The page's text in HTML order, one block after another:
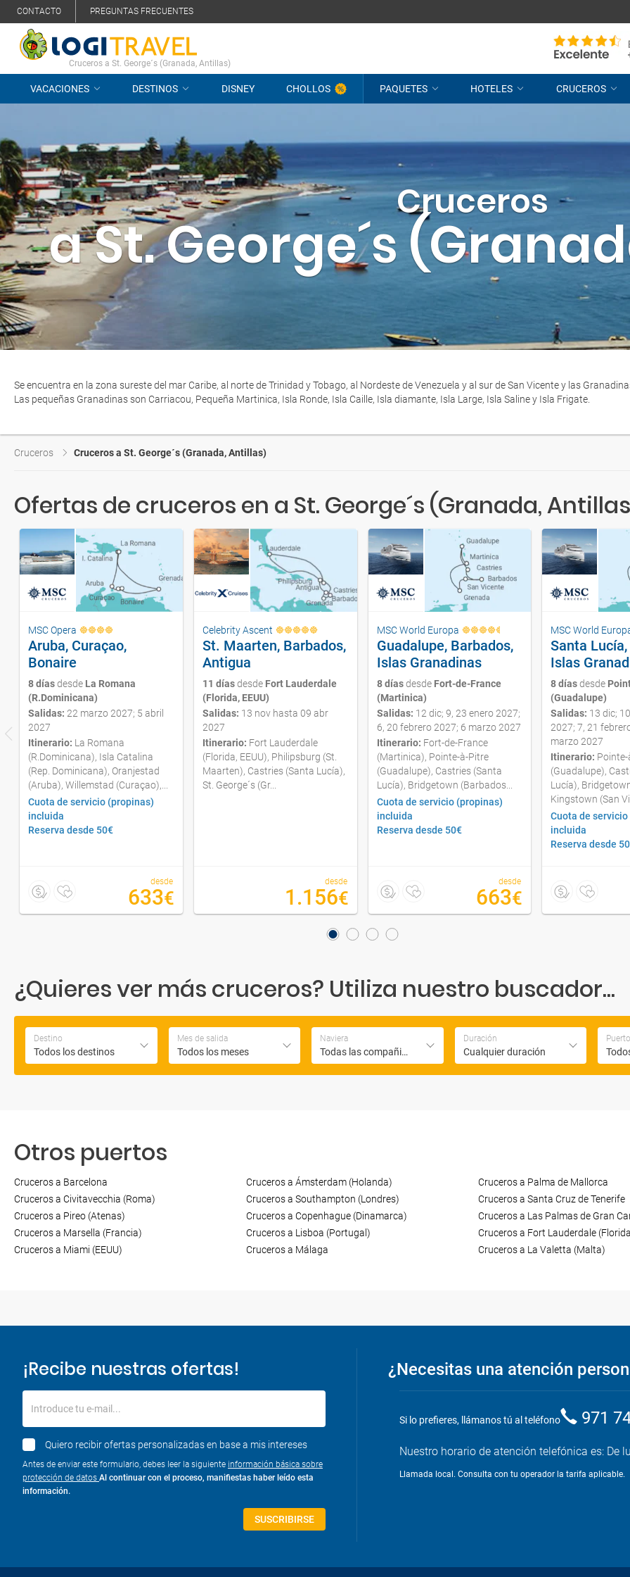
CONTACTO PREGUNTAS FRECUENTES
Cruceros a St. George´s (Granada, Antillas)
VACACIONES DESTINOS DISNEY CHOLLOS PAQUETES HOTELES CRUCEROS
Cruceros
a St. George´s
Se encuentra en la zona sureste del mar Caribe, al norte de Trinidad y Tobago, al Nordeste de Venezuela y al sur de San Vicente y las
Las pequeñas Granadinas son Carriacou, Pequeña Martinica, Isla Ronde, Isla Caille, Isla diamante, Isla Large, Isla Saline y Isla Frigate.
Cruceros Cruceros a St. George´s (Granada, Antillas)
Ofertas de cruceros en a St. George´s (Granada,
MSC Opera
Aruba, Curaçao,
Bonaire
8 díasdesde La Romana
(R.Dominicana)
Salidas: 22 marzo 2027; 5 abril
2027
Itinerario: La Romana
(R.Dominicana), Isla Catalina
(Rep. Dominicana), Oranjestad
(Aruba), Willemstad (Curaçao),...
Cuota de servicio (propinas)
incluida
Reserva desde 50€
desde
633€
Celebrity Ascent
St. Maarten, Barbados,
Antigua
11 díasdesde Fort Lauderdale
(Florida, EEUU)
Salidas: 13 nov hasta 09 abr
2027
Itinerario: Fort Lauderdale
(Florida, EEUU), Philipsburg (St.
Maarten), Castries (Santa Lucía),
St. George´s (Gr...
desde
1.156€
MSC World Europa
Guadalupe, Barbados,
Islas Granadinas
8 díasdesde Fort-de-France
(Martinica)
Salidas: 12 dic; 9, 23 enero 2027;
6, 20 febrero 2027; 6 marzo 2027
Itinerario: Fort-de-France
(Martinica), Pointe-à-Pitre
(Guadalupe), Castries (Santa
Lucía), Bridgetown (Barbados...
Cuota de servicio (propinas)
incluida
Reserva desde 50€
desde
663€
MSC World
Santa
Islas
8 díasdesde
(Guadalupe)
Salidas: 13 dic;
2027; 7, 21
marzo 2027
Itinerario:
(Guadalupe),
Lucía),
Kingstown (San
Cuota de
incluida
Reserva desde
¿Quieres ver más cruceros? Utiliza nuestro buscador...
Destino
Todos los destinos
Mes de salida
Todos los meses
Naviera
Todas las compañias
Duración
Cualquier duración
Otros puertos
Cruceros a Barcelona
Cruceros a Civitavecchia (Roma)
Cruceros a Pireo (Atenas)
Cruceros a Marsella (Francia)
Cruceros a Miami (EEUU)
Cruceros a Ámsterdam (Holanda)
Cruceros a Southampton (Londres)
Cruceros a Copenhague (Dinamarca)
Cruceros a Lisboa (Portugal)
Cruceros a Málaga
Cruceros a Palma de Mallorca
Cruceros a Santa Cruz de Tenerife
Cruceros a Las Palmas de Gran
Cruceros a Fort Lauderdale
Cruceros a La Valetta (Malta)
¡Recibe nuestras ofertas!
Introduce tu e-mail...
Quiero recibir ofertas personalizadas en base a mis intereses
Antes de enviar este formulario, debes leer la siguiente información básica sobre
protección de datos Al continuar con el proceso, manifiestas haber leído esta
información.
SUSCRIBIRSE
¿Necesitas una atención
Si lo prefieres, llámanos tú al teléfono 971
Nuestro horario de atención telefónica es: De
Llamada local. Consulta con tu operador la tarifa aplicable.